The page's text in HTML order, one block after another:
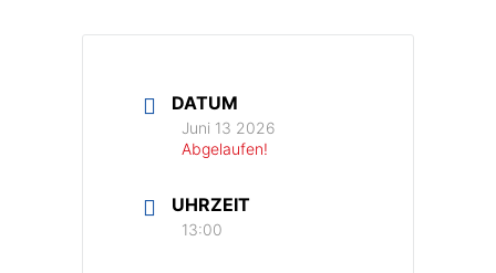
DATUM
Juni 13 2026
Abgelaufen!
UHRZEIT
13:00